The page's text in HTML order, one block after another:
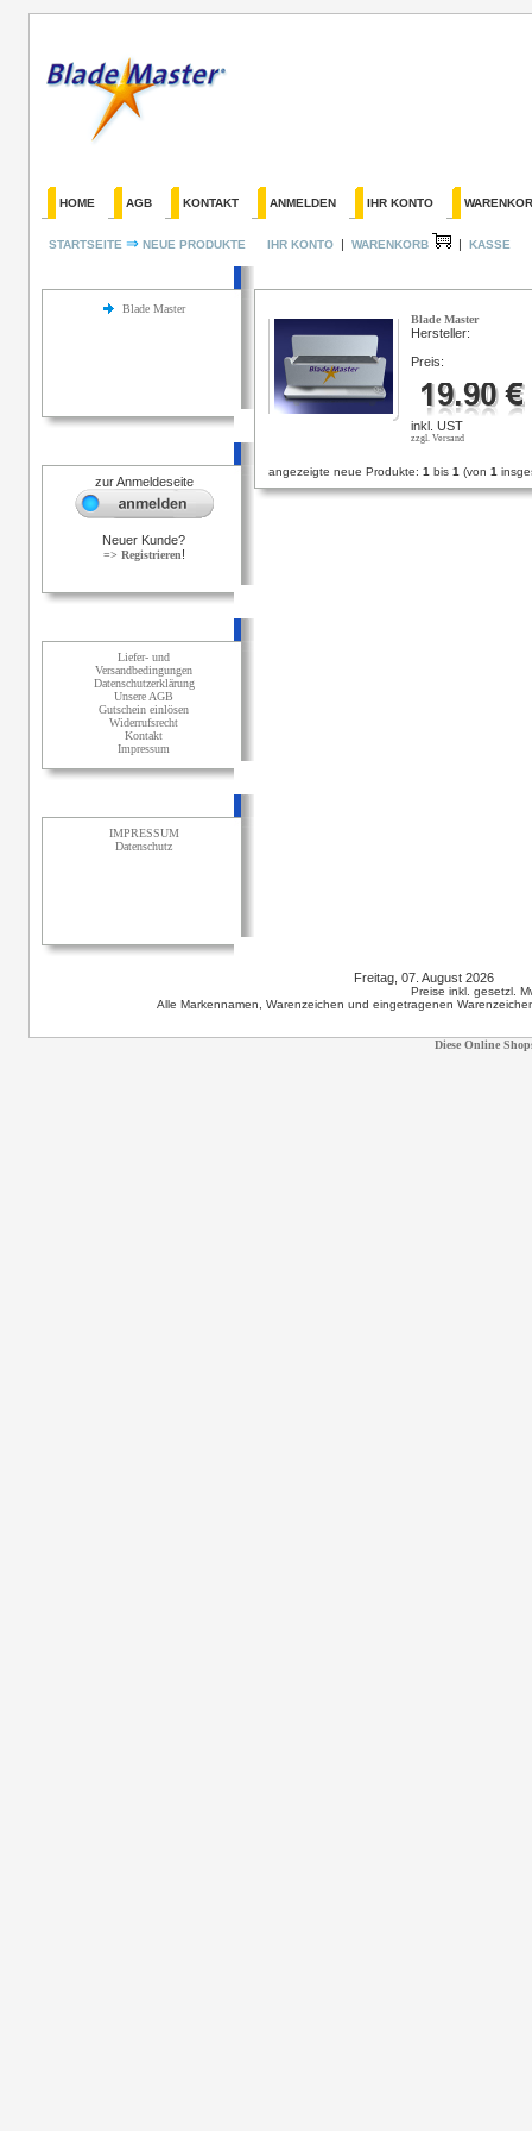
HOME AGB KONTAKT ANMELDEN IHR KONTO
STARTSEITE ⇒ NEUE PRODUKTE IHR KONTO | WARENKORB | KASSE
Blade Master
zur Anmeldeseite
Neuer Kunde?
=> Registrieren!
Liefer- und
Versandbedingungen
Datenschutzerklärung
Unsere AGB
Gutschein einlösen
Widerrufsrecht
Kontakt
Impressum
IMPRESSUM
Datenschutz
Blade Master
Hersteller:
Preis:
inkl. UST
zzgl. Versand
angezeigte neue Produkte: 1 bis 1 (von 1
Freitag, 07. August 2026
Preise inkl. gesetzl.
Alle Markennamen, Warenzeichen und eingetragenen
Diese Online